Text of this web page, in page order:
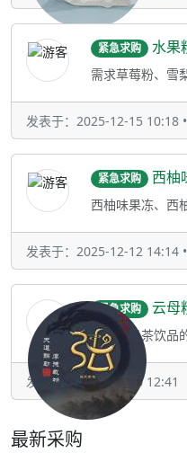
紧急求购 水果
发表于：2025-12-15 10:18
紧急求购 西柚
西柚味果冻、西
发表于：2025-12-12 14:14
紧急求购 云母
发表于：2025-11-26 12:41
最新采购